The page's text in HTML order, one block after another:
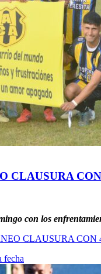
CLAUSURA
con los
CLAUSURA CON
fecha